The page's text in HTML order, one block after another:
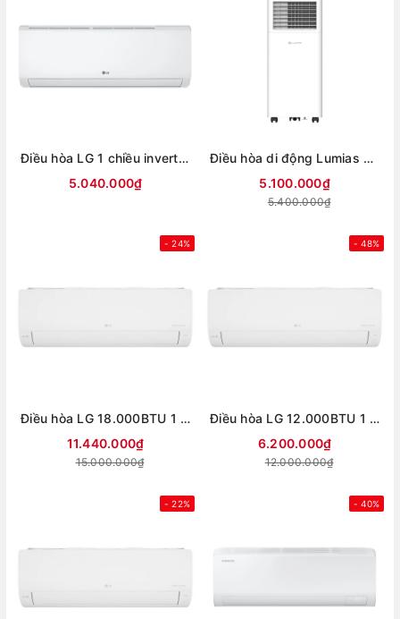
Điều hòa LG 1 chiều inverter 9000Btu IFC09M1 (mới 2026)
5.040.000₫
Điều hòa di động Lumias PAC-26
5.100.000₫
5.400.000₫
- 24%
Điều hòa LG 18.000BTU 1 chiều Inverter IEC18M2 mới 2026
11.440.000₫
15.000.000₫
- 48%
Điều hòa LG 12.000BTU 1 chiều Inverter IEC12M2 mới 2026
6.200.000₫
12.000.000₫
- 22% - 40%